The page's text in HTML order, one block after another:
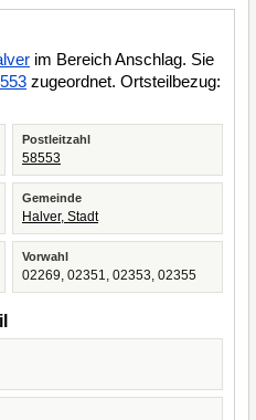
im Bereich Anschlag. Sie
zugeordnet. Ortsteilbezug:
Postleitzahl
58553
Gemeinde
Halver, Stadt
Vorwahl
02269, 02351, 02353, 02355